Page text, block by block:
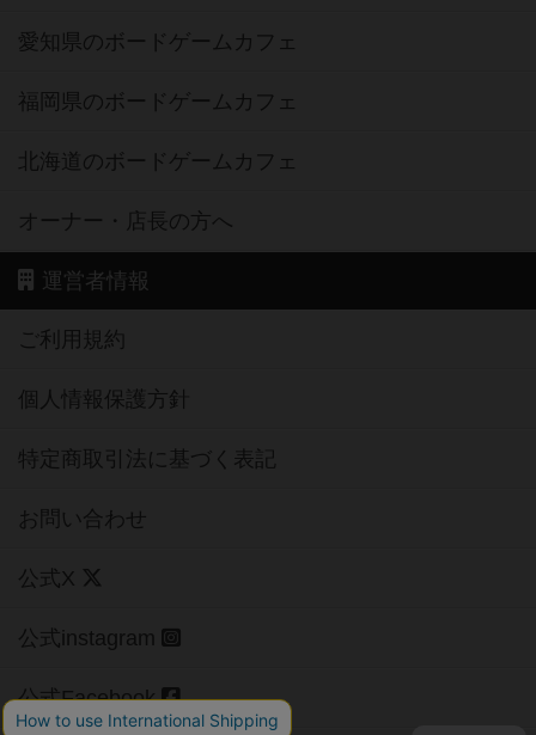
愛知県のボードゲームカフェ
福岡県のボードゲームカフェ
北海道のボードゲームカフェ
オーナー・店長の方へ
運営者情報
ご利用規約
個人情報保護方針
特定商取引法に基づく表記
お問い合わせ
公式X
公式instagram
公式Facebook